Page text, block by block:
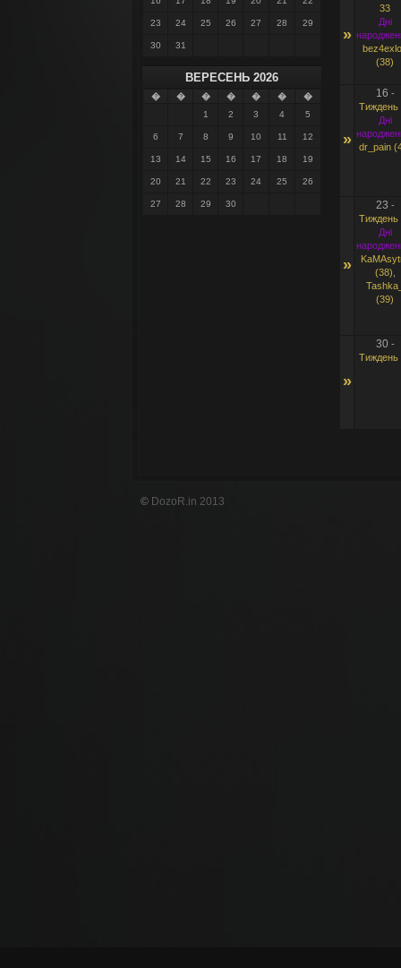
23 24 25 26 27 28 29
30 31
ВЕРЕСЕНЬ 2026
� � � � � �
�
1
2 3 4 5
6 7 8 9 10 11 12
13 14 15 16 17 18 19
20 21 22 23 24 25 26
27 28 29 30
»
33
Дні
(38)
»
16 -
Тиждень
Дні
dr_pain
»
23 -
Тиждень
Дні
(38)
(39)
»
30-
Тиждень
© DozoR.in 2013